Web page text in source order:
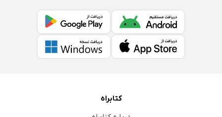
کتابراه